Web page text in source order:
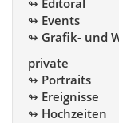
↬ Editoral
↬ Events
↬ Grafik- und
private
↬ Portraits
↬ Ereignisse
↬ Hochzeiten